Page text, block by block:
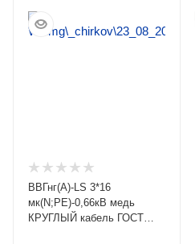
ВВГнг(А)-LS 3*16
мк(N;PE)-0,66кВ медь
КРУГЛЫЙ кабель ГОСТ